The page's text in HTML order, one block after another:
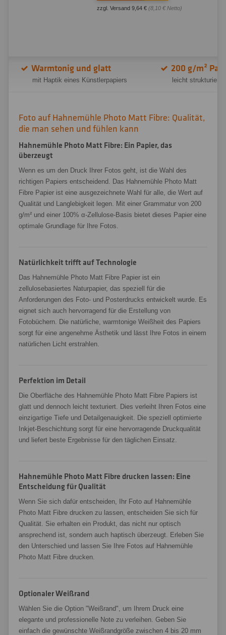
zzgl. Versand 9,64 € (8,10 € Netto)
Warmtonig und glatt
mit Haptik eines Künstlerpapiers
200 g/m²
leicht
Foto auf Hahnemühle Photo Matt Fibre: Qualität,
die man sehen und fühlen kann
Hahnemühle Photo Matt Fibre: Ein Papier, das
überzeugt
Wenn es um den Druck Ihrer Fotos geht, ist die Wahl des
richtigen Papiers entscheidend. Das Hahnemühle Photo Matt
Fibre Papier ist eine ausgezeichnete Wahl für alle, die Wert auf
Qualität und Langlebigkeit legen. Mit einer Grammatur von 200
g/m² und einer 100% α-Zellulose-Basis bietet dieses Papier eine
optimale Grundlage für Ihre Fotos.
Natürlichkeit trifft auf Technologie
Das Hahnemühle Photo Matt Fibre Papier ist ein
zellulosebasiertes Naturpapier, das speziell für die
Anforderungen des Foto- und Posterdrucks entwickelt wurde. Es
eignet sich auch hervorragend für die Erstellung von
Fotobüchern. Die natürliche, warmtonige Weißheit des Papiers
sorgt für eine angenehme Ästhetik und lässt Ihre Fotos in einem
natürlichen Licht erstrahlen.
Perfektion im Detail
Die Oberfläche des Hahnemühle Photo Matt Fibre Papiers ist
glatt und dennoch leicht texturiert. Dies verleiht Ihren Fotos eine
einzigartige Tiefe und Detailgenauigkeit. Die speziell optimierte
Inkjet-Beschichtung sorgt für eine hervorragende Druckqualität
und liefert beste Ergebnisse für den täglichen Einsatz.
Hahnemühle Photo Matt Fibre drucken lassen: Eine
Entscheidung für Qualität
Wenn Sie sich dafür entscheiden, Ihr Foto auf Hahnemühle
Photo Matt Fibre drucken zu lassen, entscheiden Sie sich für
Qualität. Sie erhalten ein Produkt, das nicht nur optisch
ansprechend ist, sondern auch haptisch überzeugt. Erleben Sie
den Unterschied und lassen Sie Ihre Fotos auf Hahnemühle
Photo Matt Fibre drucken.
Optionaler Weißrand
Wählen Sie die Option "Weißrand", um Ihrem Druck eine
elegante und professionelle Note zu verleihen. Geben Sie
einfach die gewünschte Weißrandgröße zwischen 4 bis 20 mm